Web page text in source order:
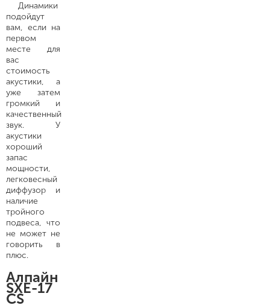
Динамики
подойдут
вам, если на
первом
месте для
вас
стоимость
акустики, а
уже затем
громкий и
качественный
звук. У
акустики
хороший
запас
мощности,
легковесный
диффузор и
наличие
тройного
подвеса, что
не может не
говорить в
плюс.
Алпайн
SXE-17
CS